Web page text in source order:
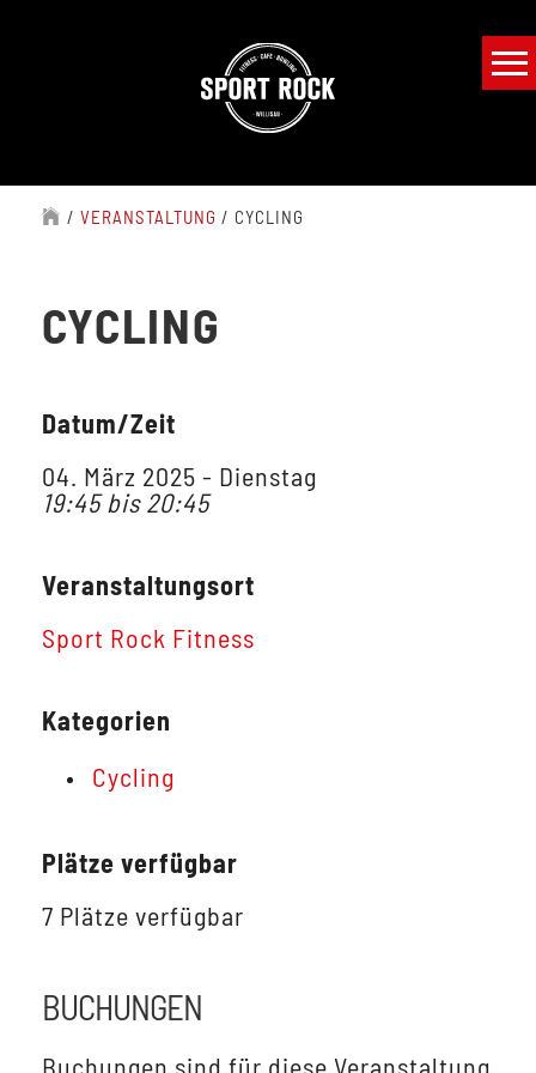
/ VERANSTALTUNG / CYCLING
CYCLING
Datum/Zeit
04. März 2025 - Dienstag
19:45 bis 20:45
Veranstaltungsort
Sport Rock Fitness
Kategorien
Cycling
Plätze verfügbar
7 Plätze verfügbar
BUCHUNGEN
Buchungen sind für diese Veranstaltung